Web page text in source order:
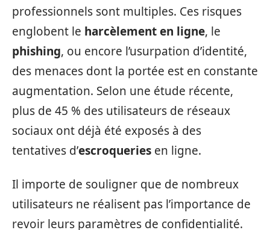
professionnels sont multiples. Ces risques
englobent le harcèlement en ligne, le
phishing, ou encore l’usurpation d’identité,
des menaces dont la portée est en constante
augmentation. Selon une étude récente,
plus de 45 % des utilisateurs de réseaux
sociaux ont déjà été exposés à des
tentatives d’escroqueries en ligne.
Il importe de souligner que de nombreux
utilisateurs ne réalisent pas l’importance de
revoir leurs paramètres de confidentialité.